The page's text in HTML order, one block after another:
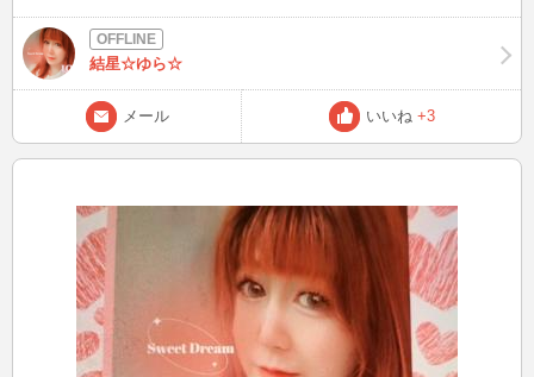
には、音楽の基礎だけで終わってほしくないのよ！！ 特に中高生と
いう1番貴重な時期は、周りの音に合わせて自分を殺すより、自身の
感性やセンスを磨いてほしいですね。 その方が絶対人生楽しい
に恵まれるよう、私も頑張るから(^｡^) 次は6/6(金)22:45 日中は紫外線
が強いです、8時から16時は日焼け止め使いましょう ブログは皆様か
ありますので、プロフィールの「BLOG」からどうぞ♪ こんなファッ
ションして、待ち合わせしてなど、リクエストOK☆ 最後まで読んで
いただき、ありがとうございましたm(__)m
に行ったらどうなるかな❓️と無謀チャレンジでしたが⚠️、入って30分
でキャンセル拾いでアトラクションのパスをゲットしてエリアに入る
権利を得て、限定ポップコーンバケット買えたり、レストランも無事
確保で、嵐すごすぎたけど夜景や雰囲気も十分楽しめてテンションあ
がりました💗今のディズニーって、事前に競争勝ち抜いてしっかり予
約したり、当日も並んだりひたすらキャンセル拾いしたりとか、かな
るもの最大限全て楽しむ気持ちが大事だなって思ったりして💓これは
きっと、何かを手に入れたいときや大切なものを追いかけるとき。デ
ィズニー以外にも大切なことかもっ✨
結星☆ゆら☆
メール いいね +3